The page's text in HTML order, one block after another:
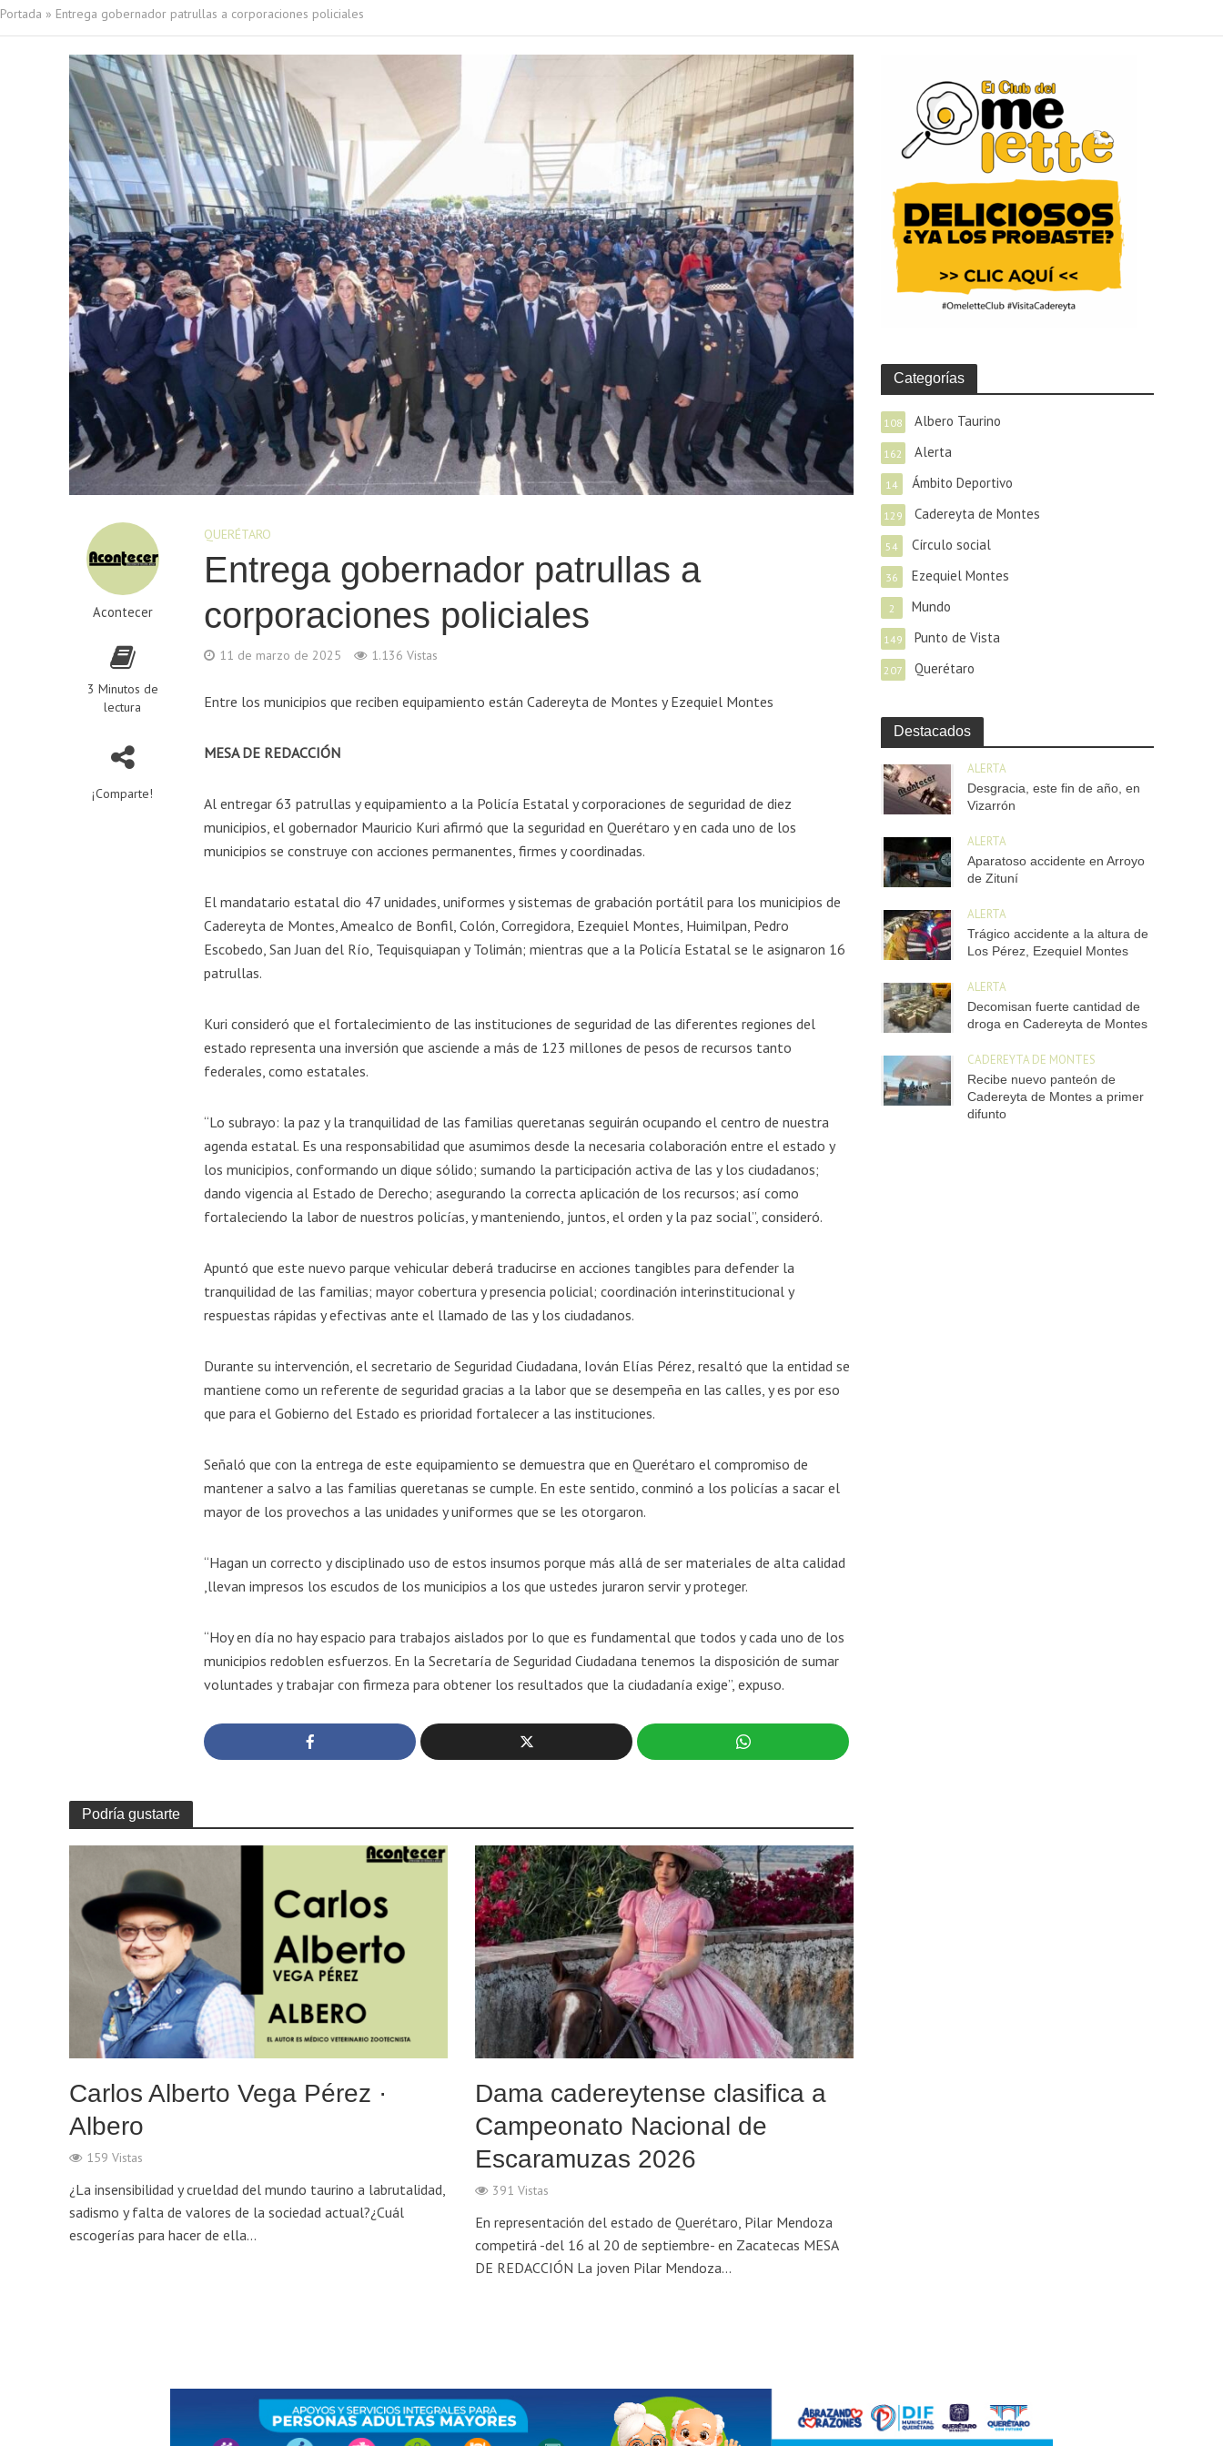
Portada » Entrega gobernador patrullas a corporaciones policiales
Acontecer
3 Minutos de
lectura
¡Comparte!
QUERÉTARO
Entrega gobernador patrullas a
corporaciones policiales
11 de marzo de 2025 1.136 Vistas
Entre los municipios que reciben equipamiento están Cadereyta de Montes y Ezequiel Montes
MESA DE REDACCIÓN
Al entregar 63 patrullas y equipamiento a la Policía Estatal y corporaciones de seguridad de diez
municipios, el gobernador Mauricio Kuri afirmó que la seguridad en Querétaro y en cada uno de los
municipios se construye con acciones permanentes, firmes y coordinadas.
El mandatario estatal dio 47 unidades, uniformes y sistemas de grabación portátil para los municipios de
Cadereyta de Montes, Amealco de Bonfil, Colón, Corregidora, Ezequiel Montes, Huimilpan, Pedro
Escobedo, San Juan del Río, Tequisquiapan y Tolimán; mientras que a la Policía Estatal se le asignaron 16
patrullas.
Kuri consideró que el fortalecimiento de las instituciones de seguridad de las diferentes regiones del
estado representa una inversión que asciende a más de 123 millones de pesos de recursos tanto
federales, como estatales.
“Lo subrayo: la paz y la tranquilidad de las familias queretanas seguirán ocupando el centro de nuestra
agenda estatal. Es una responsabilidad que asumimos desde la necesaria colaboración entre el estado y
los municipios, conformando un dique sólido; sumando la participación activa de las y los ciudadanos;
dando vigencia al Estado de Derecho; asegurando la correcta aplicación de los recursos; así como
fortaleciendo la labor de nuestros policías, y manteniendo, juntos, el orden y la paz social”, consideró.
Apuntó que este nuevo parque vehicular deberá traducirse en acciones tangibles para defender la
tranquilidad de las familias; mayor cobertura y presencia policial; coordinación interinstitucional y
respuestas rápidas y efectivas ante el llamado de las y los ciudadanos.
Durante su intervención, el secretario de Seguridad Ciudadana, Iován Elías Pérez, resaltó que la entidad se
mantiene como un referente de seguridad gracias a la labor que se desempeña en las calles, y es por eso
que para el Gobierno del Estado es prioridad fortalecer a las instituciones.
Señaló que con la entrega de este equipamiento se demuestra que en Querétaro el compromiso de
mantener a salvo a las familias queretanas se cumple. En este sentido, conminó a los policías a sacar el
mayor de los provechos a las unidades y uniformes que se les otorgaron.
“Hagan un correcto y disciplinado uso de estos insumos porque más allá de ser materiales de alta calidad
,llevan impresos los escudos de los municipios a los que ustedes juraron servir y proteger.
“Hoy en día no hay espacio para trabajos aislados por lo que es fundamental que todos y cada uno de los
municipios redoblen esfuerzos. En la Secretaría de Seguridad Ciudadana tenemos la disposición de sumar
voluntades y trabajar con firmeza para obtener los resultados que la ciudadanía exige”, expuso.
Podría gustarte
Carlos Alberto Vega Pérez ·
Albero
159 Vistas
¿La insensibilidad y crueldad del mundo taurino a labrutalidad,
sadismo y falta de valores de la sociedad actual?¿Cuál
escogerías para hacer de ella...
Dama cadereytense clasifica a
Campeonato Nacional de
Escaramuzas 2026
391 Vistas
En representación del estado de Querétaro, Pilar Mendoza
competirá -del 16 al 20 de septiembre- en Zacatecas MESA
DE REDACCIÓN La joven Pilar Mendoza...
Categorías
Albero Taurino
108
Alerta
162
Ámbito Deportivo
14
Cadereyta de Montes
129
Círculo social
54
Ezequiel Montes
36
Mundo
2
Punto de Vista
149
Querétaro
207
Destacados
ALERTA
Desgracia, este fin de año, en
Vizarrón
ALERTA
Aparatoso accidente en Arroyo
de Zituní
ALERTA
Trágico accidente a la altura de
Los Pérez, Ezequiel Montes
ALERTA
Decomisan fuerte cantidad de
droga en Cadereyta de Montes
CADEREYTA DE MONTES
Recibe nuevo panteón de
Cadereyta de Montes a primer
difunto